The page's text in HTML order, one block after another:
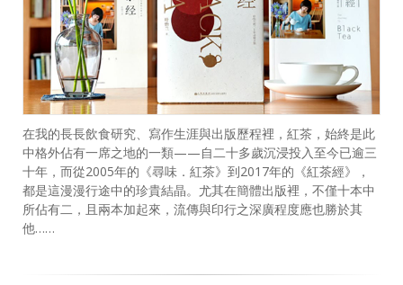
在我的長長飲食研究、寫作生涯與出版歷程裡，紅茶，始終是此
中格外佔有一席之地的一類——自二十多歲沉浸投入至今已逾三
十年，而從2005年的《尋味．紅茶》到2017年的《紅茶經》，
都是這漫漫行途中的珍貴結晶。尤其在簡體出版裡，不僅十本中
所佔有二，且兩本加起來，流傳與印行之深廣程度應也勝於其
他……